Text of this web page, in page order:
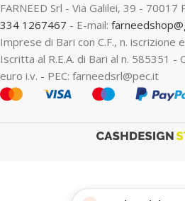
FARNEED Srl - Via Galilei, 39 - 70017
334 1267467 - E-mail:
Imprese di Bari con C.F., n. iscrizione
Iscritta al R.E.A. di Bari al n. 585351 -
euro i.v. - PEC: farneedsrl@pec.it